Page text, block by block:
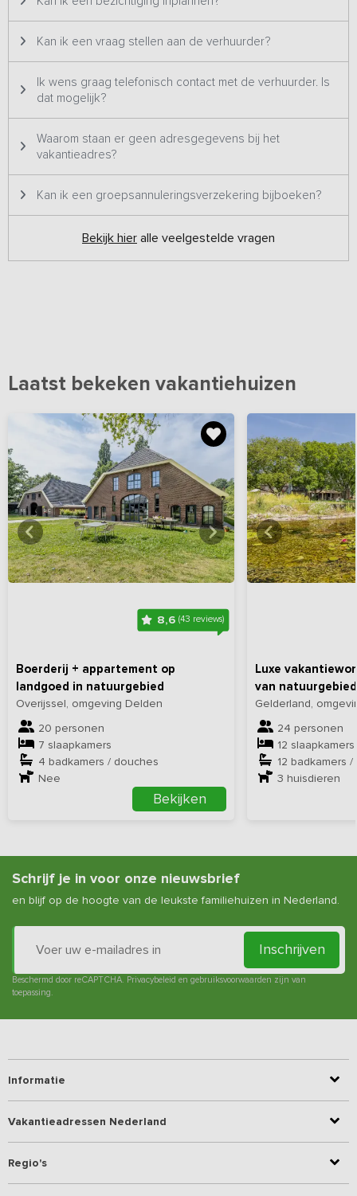
Kan ik een vraag stellen aan de verhuurder?
Ik wens graag telefonisch contact met de verhuurder. Is
dat mogelijk?
Waarom staan er geen adresgegevens bij het
vakantieadres?
Kan ik een groepsannuleringsverzekering bijboeken?
Bekijk hier alle veelgestelde vragen
Laatst bekeken vakantiehuizen
8,6 (43 reviews)
Boerderij + appartement op
landgoed in natuurgebied
Overijssel, omgeving Delden
20 personen
7 slaapkamers
4 badkamers / douches
Nee
Bekijken
Bekijkhieralle foto's
Luxe
van
Gelderland,
24 personen
12 slaapkamers
12 badkamers
3 huisdieren
Bekijk
Schrijf je in voor onze nieuwsbrief
en blijf op de hoogte van de leukste familiehuizen in Nederland.
Inschrijven
Beschermd door reCAPTCHA. Privacybeleid en gebruiksvoorwaarden zijn van
toepassing.
Informatie
Vakantieadressen Nederland
Regio's